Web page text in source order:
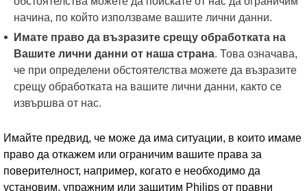
начина, по който използваме вашите лични данни.
Имате право да възразите срещу обработката на
Вашите лични данни от наша страна. Това означава,
че при определени обстоятелства можете да възразите
срещу обработката на вашите лични данни, както се
извършва от нас.
Имайте предвид, че може да има ситуации, в които имаме
право да откажем или ограничим вашите права за
поверителност, например, когато е необходимо да
установим, упражним или защитим Philips от правни